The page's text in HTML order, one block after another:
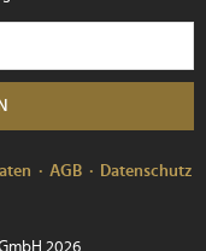
AGB
Datenschutz